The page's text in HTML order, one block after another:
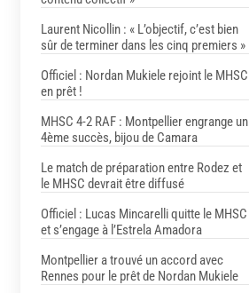
Laurent Nicollin : « L’objectif, c’est bien
sûr de terminer dans les cinq premiers »
Officiel : Nordan Mukiele rejoint le MHSC
en prêt !
MHSC 4-2 RAF : Montpellier engrange un
4ème succès, bijou de Camara
Le match de préparation entre Rodez et
le MHSC devrait être diffusé
Officiel : Lucas Mincarelli quitte le MHSC
et s’engage à l’Estrela Amadora
Montpellier a trouvé un accord avec
Rennes pour le prêt de Nordan Mukiele